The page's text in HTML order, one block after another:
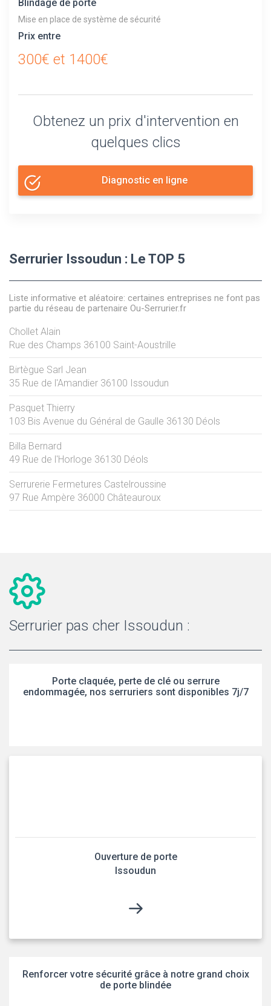
Blindage de porte
Mise en place de système de sécurité
Prix entre
300€ et 1400€
Obtenez un prix d'intervention en
quelques clics
Diagnostic en ligne
Serrurier Issoudun : Le TOP 5
Liste informative et aléatoire: certaines entreprises ne font pas
partie du réseau de partenaire Ou-Serrurier.fr
Chollet Alain
Rue des Champs 36100 Saint-Aoustrille
Birtègue Sarl Jean
35 Rue de l'Amandier 36100 Issoudun
Pasquet Thierry
103 Bis Avenue du Général de Gaulle 36130 Déols
Billa Bernard
49 Rue de l'Horloge 36130 Déols
Serrurerie Fermetures Castelroussine
97 Rue Ampère 36000 Châteauroux
Serrurier pas cher Issoudun :
Porte claquée, perte de clé ou serrure
endommagée, nos serruriers sont disponibles 7j/7
Ouverture de porte
Issoudun
Renforcer votre sécurité grâce à notre grand choix
de porte blindée